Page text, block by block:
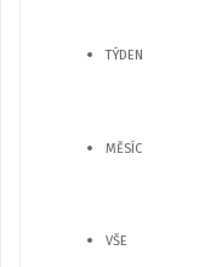
TÝDEN
MĚSÍC
VŠE